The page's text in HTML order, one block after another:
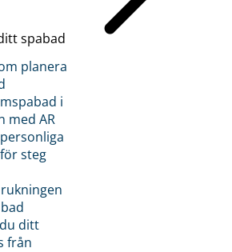
spabad
planera
i
med AR
steg
ditt
från